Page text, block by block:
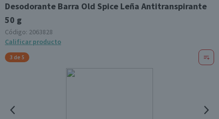
Desodorante Barra Old Spice Leña Antitranspirante
50 g
Código: 2063828
Calificar producto
3 de 5